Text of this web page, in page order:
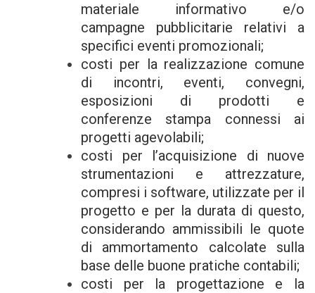
materiale informativo e/o
campagne pubblicitarie relativi a
specifici eventi promozionali;
costi per la realizzazione comune
di incontri, eventi, convegni,
esposizioni di prodotti e
conferenze stampa connessi ai
progetti agevolabili;
costi per l’acquisizione di nuove
strumentazioni e attrezzature,
compresi i software, utilizzate per il
progetto e per la durata di questo,
considerando ammissibili le quote
di ammortamento calcolate sulla
base delle buone pratiche contabili;
costi per la progettazione e la